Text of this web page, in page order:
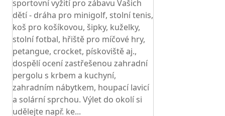
sportovní vyžití pro zábavu Vašich
dětí - dráha pro minigolf, stolní tenis,
koš pro košíkovou, šipky, kuželky,
stolní fotbal, hřiště pro míčové hry,
petangue, crocket, pískoviště aj.,
dospělí ocení zastřešenou zahradní
pergolu s krbem a kuchyní,
zahradním nábytkem, houpací lavicí
a solární sprchou. Výlet do okolí si
udělejte např. ke...